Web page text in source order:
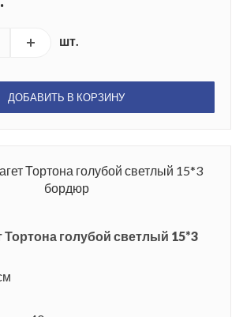
шт.
ДОБАВИТЬ В КОРЗИНУ
Тортона голубой светлый 15*3